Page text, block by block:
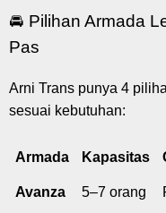
🚘 Pilihan Armada
Pas
Arni Trans punya 4
sesuai kebutuhan:
Armada Kapasitas
Avanza 5–7 orang